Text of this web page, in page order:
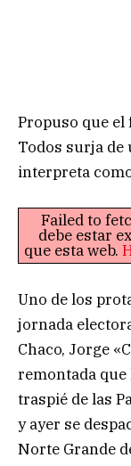
Propuso que
Todos surja de
interpreta
Failed to
debe estar
que esta web.
Uno de los
jornada
Chaco, Jorge
remontada
traspié de las
y ayer se
Norte Grande